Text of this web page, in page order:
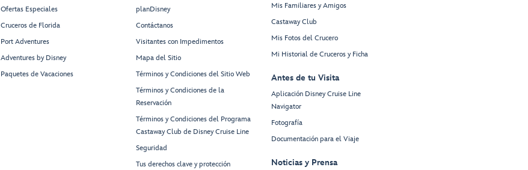
Ofertas Especiales
Cruceros de Florida
Port Adventures
Adventures by Disney
Paquetes de Vacaciones
planDisney
Contáctanos
Visitantes con Impedimentos
Mapa del Sitio
Términos y Condiciones del Sitio Web
Términos y Condiciones de la
Reservación
Términos y Condiciones del Programa
Castaway Club de Disney Cruise Line
Seguridad
Tus derechos clave y protección
Mis Familiares y Amigos
Castaway Club
Mis Fotos del Crucero
Mi Historial de Cruceros y Ficha
Antes de tu Visita
Aplicación Disney Cruise Line
Navigator
Fotografía
Documentación para el Viaje
Noticias y Prensa